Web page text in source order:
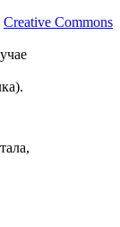
Creative Commons